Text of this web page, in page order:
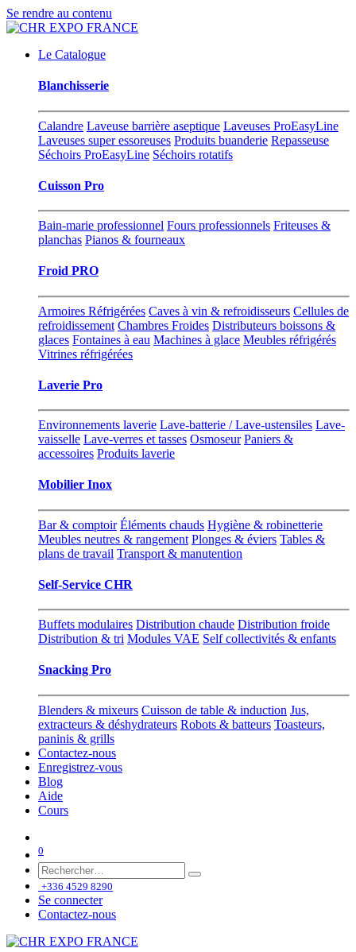
Se rendre au contenu
Le Catalogue
Blanchisserie
Calandre Laveuse barrière aseptique Laveuses ProEasyLine
Laveuses super essoreuses Produits buanderie Repasseuse
Séchoirs ProEasyLine Séchoirs rotatifs
Cuisson Pro
Bain-marie professionnel Fours professionnels Friteuses &
planchas Pianos & fourneaux
Froid PRO
Armoires Réfrigérées Caves à vin & refroidisseurs Cellules de
refroidissement Chambres Froides Distributeurs boissons &
glaces Fontaines à eau Machines à glace Meubles réfrigérés
Vitrines réfrigérées
Laverie Pro
Environnements laverie Lave-batterie / Lave-ustensiles Lave-
vaisselle Lave-verres et tasses Osmoseur Paniers &
accessoires Produits laverie
Mobilier Inox
Bar & comptoir Éléments chauds Hygiène & robinetterie
Meubles neutres & rangement Plonges & éviers Tables &
plans de travail Transport & manutention
Self-Service CHR
Buffets modulaires Distribution chaude Distribution froide
Distribution & tri Modules VAE Self collectivités & enfants
Snacking Pro
Blenders & mixeurs Cuisson de table & induction Jus,
extracteurs & déshydrateurs Robots & batteurs Toasteurs,
paninis & grills
Contactez-nous
Enregistrez-vous
Blog
Aide
Cours
0
+336 4529 8290
Se connecter
Contactez-nous